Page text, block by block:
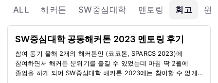
ALL 해커톤 SW중심대학 멘토링 회고 윈
SW중심대학 공동해커톤 2023 멘토링 후기
참여 동기 올해 2개의 해커톤인 (코코톤, SPARCS 2023)에
참여하면서 해커톤 분위기를 즐길 수 있었는데 마침 딱 2월에
졸업을 하게 되어 SW중심대학 해커톤 2023에는 참여할 수 없게